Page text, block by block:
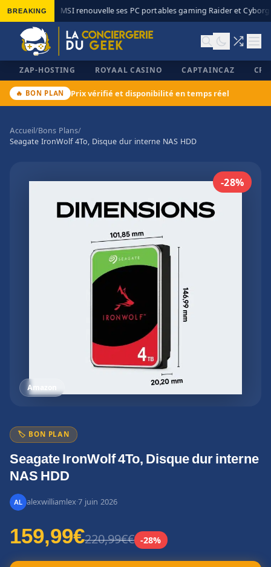
BREAKING MSI renouvelle ses PC portables gaming Raider et Cyborg
ZAP-HOSTING ROYAAL CASINO CAPTAINCAZ
✕
🔥 BON PLAN Prix vérifié et disponibilité en temps réel
Accueil /Bons Plans/
Seagate IronWolf 4To, Disque dur interne NAS HDD
-28%
Amazon
🏷️ BON PLAN
Seagate IronWolf 4To, Disque dur interne
NAS HDD
alexwilliamlex·7 juin 2026
159,99€220,99€€ -28%